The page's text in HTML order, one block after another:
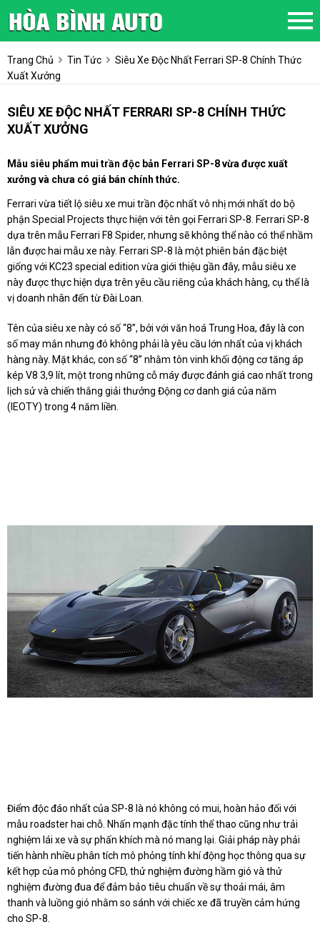
Trang Chủ Tin Tức
Siêu Xe Độc Nhất Ferrari SP-8 Chính Thức
Xuất Xưởng
SIÊU XE ĐỘC NHẤT FERRARI SP-8 CHÍNH THỨC
XUẤT XƯỞNG
Mẫu siêu phẩm mui trần độc bản Ferrari SP-8 vừa được xuất
xưởng và chưa có giá bán chính thức.
Ferrari vừa tiết lộ siêu xe mui trần độc nhất vô nhị mới nhất do bộ
phận Special Projects thực hiện với tên gọi Ferrari SP-8. Ferrari SP-8
dựa trên mẫu Ferrari F8 Spider, nhưng sẽ không thể nào có thể nhầm
lẫn được hai mẫu xe này. Ferrari SP-8 là một phiên bản đặc biệt
giống với KC23 special edition vừa giới thiệu gần đây, mẫu siêu xe
này được thực hiện dựa trên yêu cầu riêng của khách hàng, cụ thể là
vị doanh nhân đến từ Đài Loan.
Tên của siêu xe này có số “8”, bởi với văn hoá Trung Hoa, đây là con
số may mắn nhưng đó không phải là yêu cầu lớn nhất của vị khách
hàng này. Mặt khác, con số “8” nhằm tôn vinh khối động cơ tăng áp
kép V8 3,9 lít, một trong những cỗ máy được đánh giá cao nhất trong
lịch sử và chiến thắng giải thưởng Động cơ danh giá của năm
(IEOTY) trong 4 năm liền.
Điểm độc đáo nhất của SP-8 là nó không có mui, hoàn hảo đối với
mẫu roadster hai chỗ. Nhấn mạnh đặc tính thể thao cũng như trải
nghiệm lái xe và sự phấn khích mà nó mang lại. Giải pháp này phải
tiến hành nhiều phân tích mô phỏng tính khí động học thông qua sự
kết hợp của mô phỏng CFD, thử nghiệm đường hầm gió và thử
nghiệm đường đua để đảm bảo tiêu chuẩn về sự thoải mái, âm
thanh và luồng gió nhằm so sánh với chiếc xe đã truyền cảm hứng
cho SP-8.